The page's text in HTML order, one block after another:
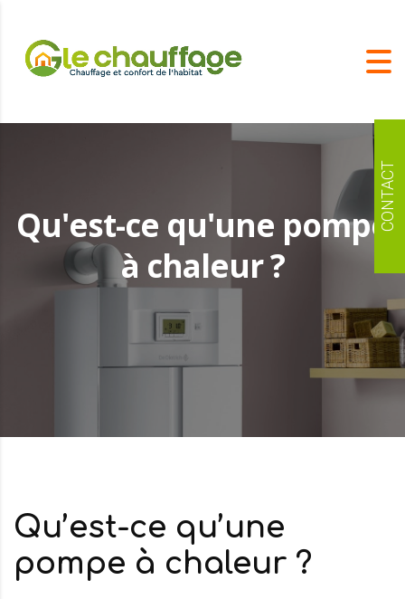
Qu'est-ce qu'une pompe
à chaleur ?
Qu’est-ce qu’une
pompe à chaleur ?
CONTACT